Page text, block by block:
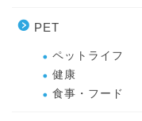
PET
ペットライフ
健康
食事・フード